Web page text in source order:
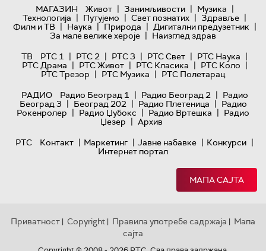
МАГАЗИН
Живот | Занимљивости | Музика |
Технологијa | Путујемо | Свет познатих | Здравље |
Филм и ТВ | Наука | Природа | Дигитални предузетник |
За мале велике хероје | Наизглед здрав
ТВ
РТС 1 | РТС 2 | РТС 3 | РТС Свет | РТС Наука |
РТС Драма | РТС Живот | РТС Класика | РТС Коло |
РТС Трезор | РТС Музика | РТС Полетарац
РАДИО
Радио Београд 1 | Радио Београд 2 | Радио
Београд 3 | Београд 202 | Радио Плетеница | Радио
Рокенролер | Радио Џубокс | Радио Вртешка | Радио
Џезер | Архив
РТС
Контакт | Маркетинг | Јавне набавке | Конкурси |
Интернет портал
МАПА САЈТА
Приватност | Copyright | Правила употребе садржаја | Мапа
сајта